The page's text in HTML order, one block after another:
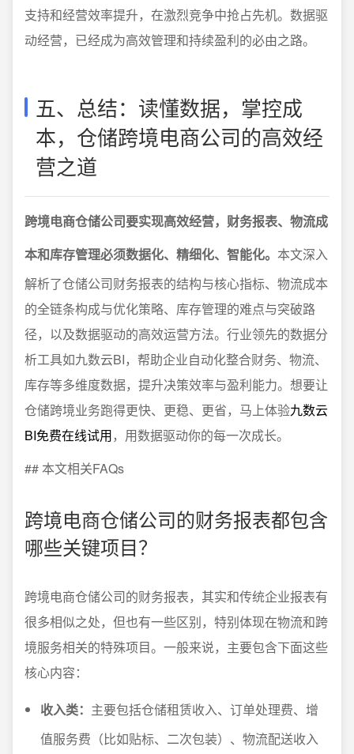
支持和经营效率提升，在激烈竞争中抢占先机。数据驱
动经营，已经成为高效管理和持续盈利的必由之路。
五、总结：读懂数据，掌控成
本，仓储跨境电商公司的高效经
营之道
跨境电商仓储公司要实现高效经营，财务报表、物流成
本和库存管理必须数据化、精细化、智能化。 本文深入
解析了仓储公司财务报表的结构与核心指标、物流成本
的全链条构成与优化策略、库存管理的难点与突破路
径，以及数据驱动的高效运营方法。行业领先的数据分
析工具如九数云BI，帮助企业自动化整合财务、物流、
库存等多维度数据，提升决策效率与盈利能力。想要让
仓储跨境业务跑得更快、更稳、更省，马上体验九数云
BI免费在线试用，用数据驱动你的每一次成长。
## 本文相关FAQs
跨境电商仓储公司的财务报表都包含
哪些关键项目？
跨境电商仓储公司的财务报表，其实和传统企业报表有
很多相似之处，但也有一些区别，特别体现在物流和跨
境服务相关的特殊项目。一般来说，主要包含下面这些
核心内容：
收入类： 主要包括仓储租赁收入、订单处理费、增
值服务费（比如贴标、二次包装）、物流配送收入